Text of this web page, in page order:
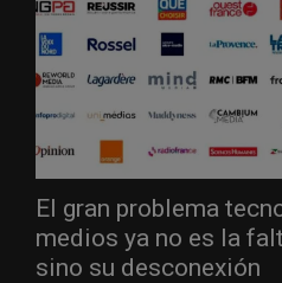
El gran problema
medios ya no es la
sino su desconexión